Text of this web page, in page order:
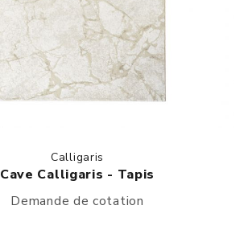
Calligaris
Cave Calligaris - Tapis
Demande de cotation